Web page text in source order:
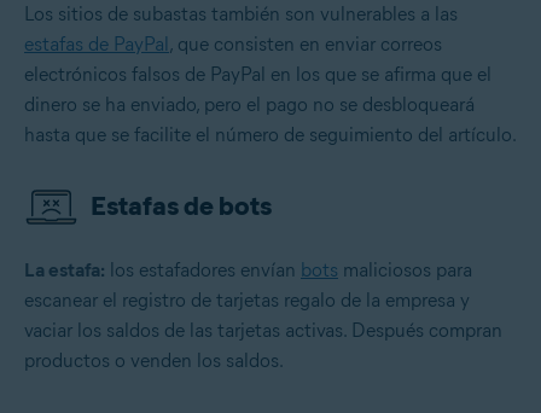
Los sitios de subastas también son vulnerables a las
estafas de PayPal , que consisten en enviar correos
electrónicos falsos de PayPal en los que se afirma que el
dinero se ha enviado, pero el pago no se desbloqueará
hasta que se facilite el número de seguimiento del artículo.
Estafas de bots
La estafa: los estafadores envían bots maliciosos para
escanear el registro de tarjetas regalo de la empresa y
vaciar los saldos de las tarjetas activas. Después compran
productos o venden los saldos.